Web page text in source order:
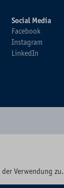
Social Media
Facebook
Instagram
LinkedIn
Verwendung zu.